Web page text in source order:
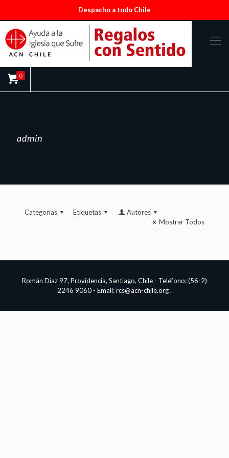
Despacho a todo Chile
0
admin
Categorias Etiquetas
Autores
Mostrar Todos
Román Díaz 97, Providencia, Santiago, Chile - Teléfono: (56-2)
2246 9060 - Email:rcs@acn-chile.org.